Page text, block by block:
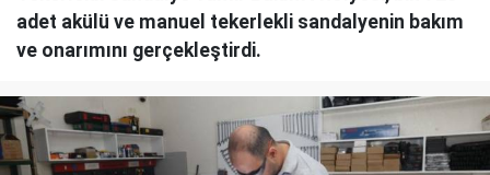
adet akülü ve manuel tekerlekli sandalyenin bakım
ve onarımını gerçekleştirdi.